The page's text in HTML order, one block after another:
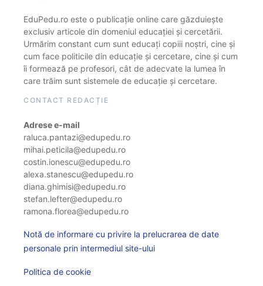
EduPedu.ro este o publicație online care găzduiește
exclusiv articole din domeniul educației și cercetării.
Urmărim constant cum sunt educați copiii noștri, cine și
cum face politicile din educație și cercetare, cine și cum
îi formează pe profesori, cât de adecvate la lumea în
care trăim sunt sistemele de educație și cercetare.
CONTACT REDACȚIE
Adrese e-mail
raluca.pantazi@edupedu.ro
mihai.peticila@edupedu.ro
costin.ionescu@edupedu.ro
alexa.stanescu@edupedu.ro
diana.ghimisi@edupedu.ro
stefan.lefter@edupedu.ro
ramona.florea@edupedu.ro
Notă de informare cu privire la prelucrarea de date
personale prin intermediul site-ului
Politica de cookie